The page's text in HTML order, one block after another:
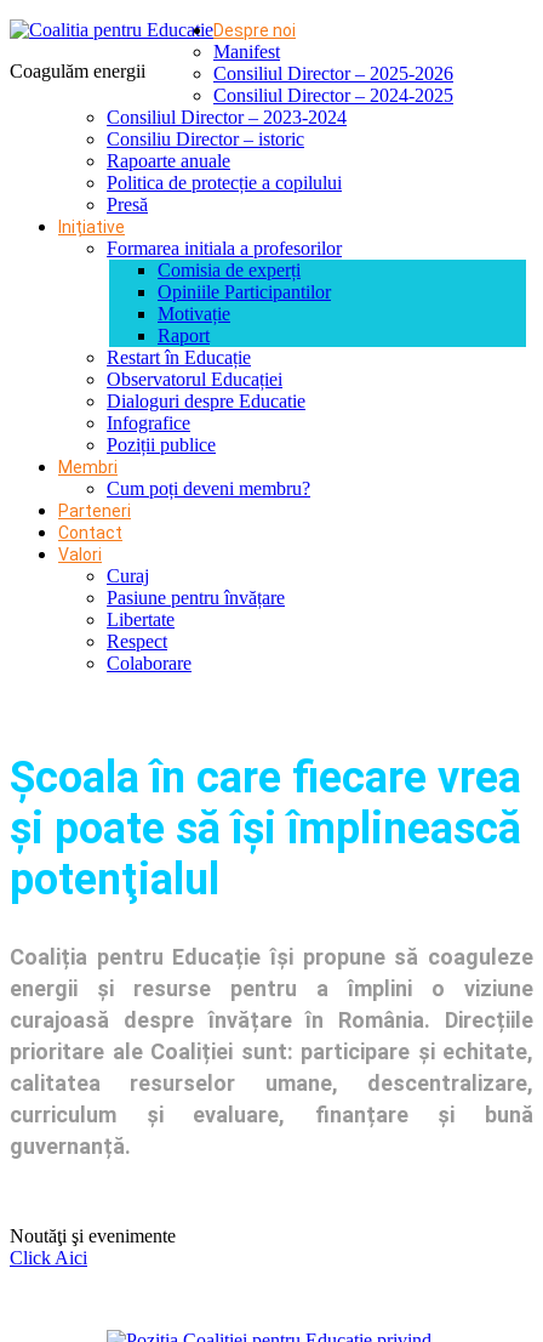
Coagulăm energii
Despre noi
Manifest
Consiliul Director – 2025-2026
Consiliul Director – 2024-2025
Consiliul Director – 2023-2024
Consiliu Director – istoric
Rapoarte anuale
Politica de protecție a copilului
Presă
Inițiative
Formarea initiala a profesorilor
Comisia de experți
Opiniile Participantilor
Motivație
Raport
Restart în Educație
Observatorul Educației
Dialoguri despre Educatie
Infografice
Poziții publice
Membri
Cum poți deveni membru?
Parteneri
Contact
Valori
Curaj
Pasiune pentru învățare
Libertate
Respect
Colaborare
Şcoala în care fiecare vrea
și poate să își împlinească
potenţialul
Coaliția pentru Educație își propune să coaguleze
energii și resurse pentru a împlini o viziune
curajoasă despre învățare în România. Direcțiile
prioritare ale Coaliției sunt: participare și echitate,
calitatea resurselor umane, descentralizare,
curriculum și evaluare, finanțare și bună
guvernanță.
Noutăţi şi evenimente
Click Aici